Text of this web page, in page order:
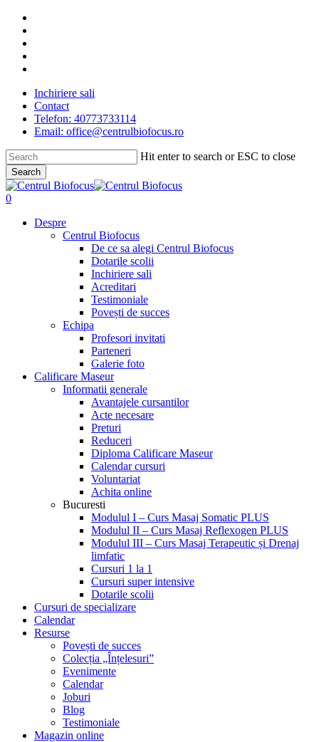
Skip
main
content
Inchiriere sali
Contact
Telefon: 40773733114
Email: office@centrulbiofocus.ro
Hit enter to search or ESC to close
Search
Close
Search
search
0
Despre
Centrul Biofocus
De ce sa alegi Centrul Biofocus
Dotarile scolii
Inchiriere sali
Acreditari
Testimoniale
Povești de succes
Echipa
Profesori invitati
Parteneri
Galerie foto
Calificare Maseur
Informatii generale
Avantajele cursantilor
Acte necesare
Preturi
Reduceri
Diploma Calificare Maseur
Calendar cursuri
Voluntariat
Achita online
Bucuresti
Modulul I – Curs Masaj Somatic PLUS
Modulul II – Curs Masaj Reflexogen PLUS
Modulul III – Curs Masaj Terapeutic și Drenaj
limfatic
Cursuri 1 la 1
Cursuri super intensive
Dotarile scolii
Cursuri de specializare
Calendar
Resurse
Povești de succes
Colecția „Înțelesuri”
Evenimente
Calendar
Joburi
Blog
Testimoniale
Magazin online